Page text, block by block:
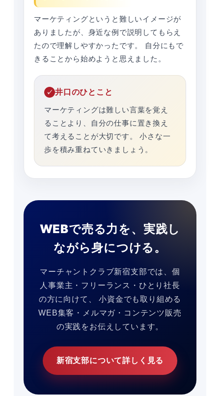
マーケティングというと難しいイメージが
ありましたが、身近な例で説明してもらえ
たので理解しやすかったです。 自分にもで
きることから始めようと思えました。
井口のひとこと
マーケティングは難しい言葉を覚え
ることより、自分の仕事に置き換え
て考えることが大切です。 小さな一
歩を積み重ねていきましょう。
WEBで売る力を、実践し
ながら身につける。
マーチャントクラブ新宿支部では、個
人事業主・フリーランス・ひとり社長
の方に向けて、 小資金でも取り組める
WEB集客・メルマガ・コンテンツ販売
の実践をお伝えしています。
新宿支部について詳しく見る